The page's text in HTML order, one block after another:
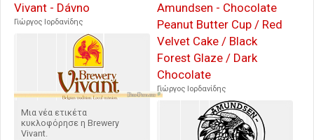
Vivant - Dávno
Γιώργος Ιορδανίδης
Μια νέα ετικέτα
κυκλοφόρησε η Brewery
Vivant.
Amundsen - Chocolate
Peanut Butter Cup / Red
Velvet Cake / Black
Forest Glaze / Dark
Chocolate
Γιώργος Ιορδανίδης